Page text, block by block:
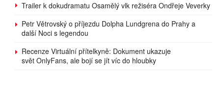
Trailer k dokudramatu Osamělý vlk režiséra Ondřeje Veverky
Petr Větrovský o příjezdu Dolpha Lundgrena do Prahy a
další Noci s legendou
Recenze Virtuální přítelkyně: Dokument ukazuje
svět OnlyFans, ale bojí se jít víc do hloubky